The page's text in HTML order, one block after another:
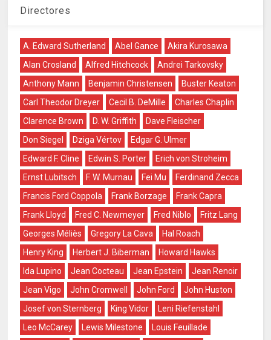
Directores
A. Edward Sutherland Abel Gance
Akira Kurosawa
Alan Crosland
Alfred Hitchcock
Andrei Tarkovsky
Anthony Mann
Benjamin Christensen
Buster Keaton
Carl Theodor Dreyer
Cecil B. DeMille
Charles Chaplin
Clarence Brown
D. W. Griffith
Dave Fleischer
Don Siegel
Dziga Vértov
Edgar G. Ulmer
Edward F. Cline
Edwin S. Porter
Erich von Stroheim
Ernst Lubitsch
F. W. Murnau Fei Mu
Ferdinand Zecca
Francis Ford Coppola
Frank Borzage
Frank Capra
Frank Lloyd
Fred C. Newmeyer Fred Niblo
Fritz Lang
Georges Méliès
Gregory La Cava
Hal Roach
Henry King
Herbert J. Biberman
Howard Hawks
Ida Lupino
Jean Cocteau Jean Epstein
Jean Renoir
Jean Vigo
John Cromwell John Ford
John Huston
Josef von Sternberg
King Vidor
Leni Riefenstahl
Leo McCarey
Lewis Milestone
Louis Feuillade